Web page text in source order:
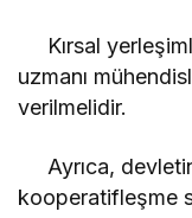
Kırsal
uzmanı
verilmelidir.
Ayrıca,
kooperatifleşme